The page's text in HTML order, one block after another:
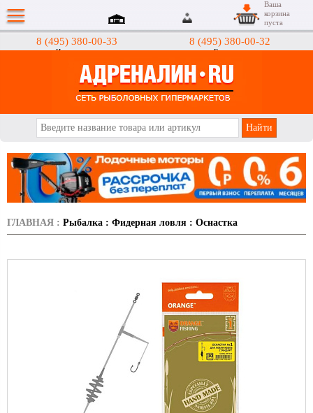
8 (495) 380-00-33
Интернет-магазин
8 (495) 380-00-32
Гипермаркеты
Ваша
корзина
пуста
ГЛАВНАЯ : Рыбалка : Фидерная ловля : Оснастка